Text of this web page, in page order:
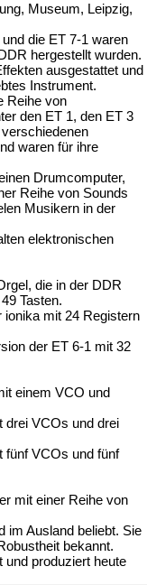
Museum, Leipzig,
die ET 7-1 waren
hergestellt wurden.
ausgestattet und
Instrument.
Reihe von
den ET 1, den ET 3
waren für ihre
Drumcomputer,
Reihe von Sounds
Musikern in der
elektronischen
die in der DDR
Tasten.
ionika mit 24 Registern
der ET 6-1 mit 32
einem VCO und
drei VCOs und drei
fünf VCOs und fünf
mit einer Reihe von
im Ausland beliebt. Sie
bekannt.
und produziert heute